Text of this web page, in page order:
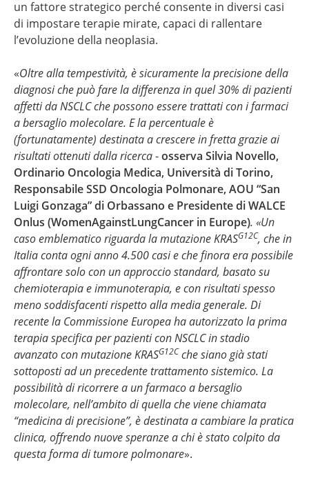
un fattore strategico perché consente in diversi casi
di impostare terapie mirate, capaci di rallentare
l’evoluzione della neoplasia.
«Oltre alla tempestività, è sicuramente la precisione della
diagnosi che può fare la differenza in quel 30% di pazienti
affetti da NSCLC che possono essere trattati con i farmaci
a bersaglio molecolare. E la percentuale è
(fortunatamente) destinata a crescere in fretta grazie ai
risultati ottenuti dalla ricerca-osserva Silvia Novello,
Ordinario Oncologia Medica, Università di Torino,
Responsabile SSD Oncologia Polmonare, AOU “San
Luigi Gonzaga” di Orbassano e Presidente di WALCE
Onlus (WomenAgainstLungCancer in Europe). «Un
caso emblematico riguarda la mutazione KRASG12C, che in
Italia conta ogni anno 4.500 casi e che finora era possibile
affrontare solo con un approccio standard, basato su
chemioterapia e immunoterapia, e con risultati spesso
meno soddisfacenti rispetto alla media generale. Di
recente la Commissione Europea ha autorizzato la prima
terapia specifica per pazienti con NSCLC in stadio
avanzato con mutazione KRASG12Cche siano già stati
sottoposti ad un precedente trattamento sistemico. La
possibilità di ricorrere a un farmaco a bersaglio
molecolare, nell’ambito di quella che viene chiamata
“medicina di precisione”, è destinata a cambiare la pratica
clinica, offrendo nuove speranze a chi è stato colpito da
questa forma di tumore polmonare».